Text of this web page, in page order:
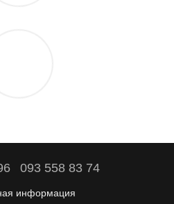
093 558 83 74
информация